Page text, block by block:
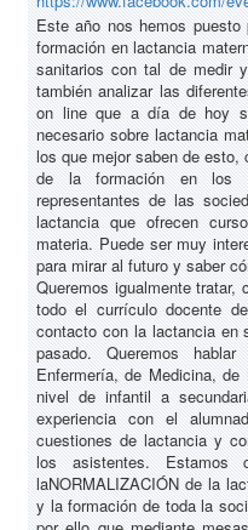
Este año nos hemos
formación en lactancia
sanitarios con tal de medir
también analizar las
on line que a día de hoy
necesario sobre lactancia
los que mejor saben de
de la formación en los
representantes de las
lactancia que ofrecen
materia. Puede ser muy
para mirar al futuro y saber
Queremos igualmente tratar,
todo el currículo docente
contacto con la lactancia en
pasado. Queremos
Enfermería, de Medicina,
nivel de infantil a
experiencia con el
cuestiones de lactancia y
los asistentes.
laNORMALIZACIÓN de la
y la formación de toda la